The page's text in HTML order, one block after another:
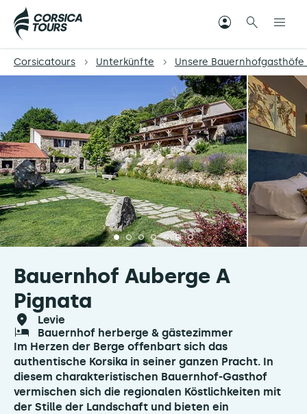
Corsicatours Unterkünfte Unsere Bauernhofgasthöfe
Bauernhof Auberge A
Pignata
levie
bauernhof herberge & gästezimmer
Im Herzen der Berge offenbart sich das
authentische Korsika in seiner ganzen Pracht. In
diesem charakteristischen Bauernhof-Gasthof
vermischen sich die regionalen Köstlichkeiten mit
der Stille der Landschaft und bieten ein